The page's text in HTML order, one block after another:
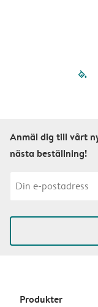
Anmäl dig till vårt
nästa beställning!
Produkter